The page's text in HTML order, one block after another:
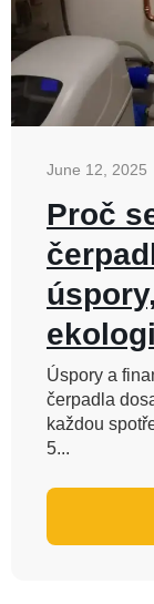
June 12, 2025
Proč
Úspory a
čerpadla
každou
5...